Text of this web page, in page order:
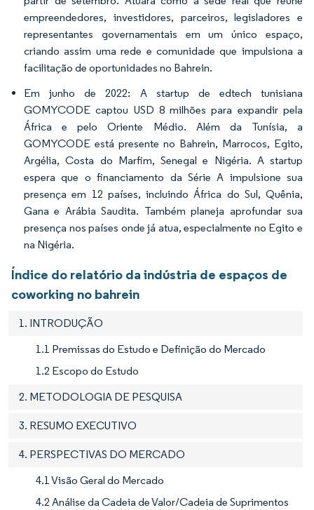
empreendedores, investidores, parceiros, legisladores e
representantes governamentais em um único espaço,
criando assim uma rede e comunidade que impulsiona a
facilitação de oportunidades no Bahrein.
Em junho de 2022: A startup de edtech tunisiana
GOMYCODE captou USD 8 milhões para expandir pela
África e pelo Oriente Médio. Além da Tunísia, a
GOMYCODE está presente no Bahrein, Marrocos, Egito,
Argélia, Costa do Marfim, Senegal e Nigéria. A startup
espera que o financiamento da Série A impulsione sua
presença em 12 países, incluindo África do Sul, Quênia,
Gana e Arábia Saudita. Também planeja aprofundar sua
presença nos países onde já atua, especialmente no Egito e
na Nigéria.
Índice do relatório da indústria de espaços de
coworking no bahrein
1. INTRODUÇÃO
1.1 Premissas do Estudo e Definição do Mercado
1.2 Escopo do Estudo
2. METODOLOGIA DE PESQUISA
3. RESUMO EXECUTIVO
4. PERSPECTIVAS DO MERCADO
4.1 Visão Geral do Mercado
4.2 Análise da Cadeia de Valor/Cadeia de Suprimentos